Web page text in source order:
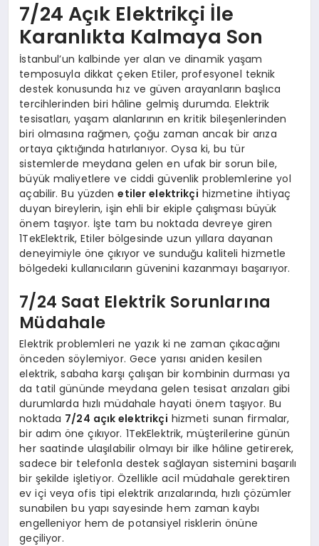
7/24 Açık Elektrikçi İle
Karanlıkta Kalmaya Son
İstanbul’un kalbinde yer alan ve dinamik yaşam
temposuyla dikkat çeken Etiler, profesyonel teknik
destek konusunda hız ve güven arayanların başlıca
tercihlerinden biri hâline gelmiş durumda. Elektrik
tesisatları, yaşam alanlarının en kritik bileşenlerinden
biri olmasına rağmen, çoğu zaman ancak bir arıza
ortaya çıktığında hatırlanıyor. Oysa ki, bu tür
sistemlerde meydana gelen en ufak bir sorun bile,
büyük maliyetlere ve ciddi güvenlik problemlerine yol
açabilir. Bu yüzdenetiler elektrikçi hizmetine ihtiyaç
duyan bireylerin, işin ehli bir ekiple çalışması büyük
önem taşıyor. İşte tam bu noktada devreye giren
1TekElektrik, Etiler bölgesinde uzun yıllara dayanan
deneyimiyle öne çıkıyor ve sunduğu kaliteli hizmetle
bölgedeki kullanıcıların güvenini kazanmayı başarıyor.
7/24 Saat Elektrik Sorunlarına
Müdahale
Elektrik problemleri ne yazık ki ne zaman çıkacağını
önceden söylemiyor. Gece yarısı aniden kesilen
elektrik, sabaha karşı çalışan bir kombinin durması ya
da tatil gününde meydana gelen tesisat arızaları gibi
durumlarda hızlı müdahale hayati önem taşıyor. Bu
noktada 7/24 açık elektrikçi hizmeti sunan firmalar,
bir adım öne çıkıyor. 1TekElektrik, müşterilerine günün
her saatinde ulaşılabilir olmayı bir ilke hâline getirerek,
sadece bir telefonla destek sağlayan sistemini başarılı
bir şekilde işletiyor. Özellikle acil müdahale gerektiren
ev içi veya ofis tipi elektrik arızalarında, hızlı çözümler
sunabilen bu yapı sayesinde hem zaman kaybı
engelleniyor hem de potansiyel risklerin önüne
geçiliyor.